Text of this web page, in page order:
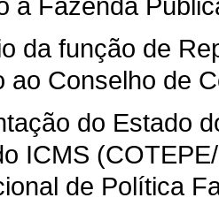
da função de
ao Conselho de
do Estado
ICMS
de Política